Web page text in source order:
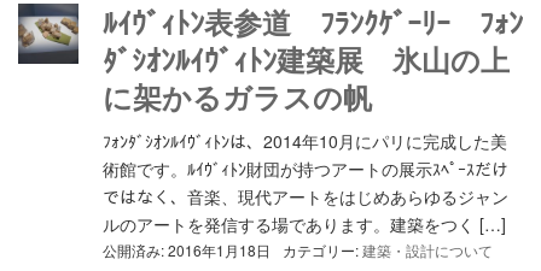
ﾙｲｳﾞｨﾄﾝ表参道 ﾌﾗﾝｸｹﾞｰﾘｰ ﾌｫﾝ
ﾀﾞｼｵﾝﾙｲｳﾞｨﾄﾝ建築展 氷山の上
に架かるガラスの帆
ﾌｫﾝﾀﾞｼｵﾝﾙｲｳﾞｨﾄﾝは、2014年10月にパリに完成した美
術館です。ﾙｲｳﾞｨﾄﾝ財団が持つアートの展示ｽﾍﾟｰｽだけ
ではなく、音楽、現代アートをはじめあらゆるジャン
ルのアートを発信する場であります。建築をつく […]
公開済み: 2016年1月18日 カテゴリー:建築・設計について